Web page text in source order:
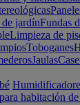
jardínFundas
Limpieza de
Toboganes
Jaulas
habitación